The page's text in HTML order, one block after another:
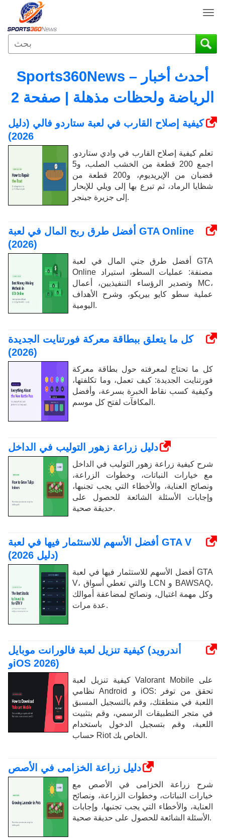
T
g
g
e
a
v
g
i
o
n
Sports360News – أحدث أخبار
الرياضة ولحظات مذهلة | صفحة 2
كيفية إصلاح القارب في لعبة ستاردو فالي (دليل
2026)
تعلم كيفية إصلاح القارب في وادي ستاردو.
اجمع 200 قطعة من الخشب الصلب، و5
قضبان من الإيريديوم، و200 قطعة من
شظايا الرماد، ثم تبرع بها إلى ويلي للإبحار
إلى جزيرة جينجر.
أفضل طرق ربح المال في لعبة GTA Online
(2026)
أفضل طرق جني المال في لعبة GTA
Online مصنفة: عمليات السطو، استيراد
وتصدير الرؤساء التنفيذيين، أعمال MC،
عملية سطو كايو بيريكو، وشرح الأهداف
اليومية.
كل ما يتعلق ببطاقة معركة فورتنايت الجديدة
(2026)
كل ما تحتاج لمعرفته حول بطاقة معركة
فورتنايت الجديدة: كيف تعمل، وما تكلفتها،
وكيفية كسب نقاط الخبرة بسرعة، وأفضل
المكافآت لفتح كل موسم.
دليل زراعة زهور التوليب في الداخل
شرح كيفية زراعة زهور التوليب في الداخل
مع خيارات النباتات، وخطوات الزراعة،
ونصائح العناية، والأخطاء التي يجب تجنبها،
وإجابات الأسئلة الشائعة للحصول على
حديقة صحية.
أفضل الأسهم للاستثمار فيها في لعبة GTA V
(دليل 2026)
أفضل الأسهم للاستثمار فيها في لعبة GTA
V، والتي تغطي أسواق LCN و BAWSAQ،
وكل مهمة اغتيال، ونصائح لمضاعفة أموالك
عدة مرات.
كيفية تنزيل لعبة فالورانت موبايل (أندرويد
وiOS 2026)
كيفية تنزيل لعبة Valorant Mobile على
نظامي Android و iOS: تحقق من توفر
اللعبة في منطقتك، وقم بالتسجيل المسبق
في متجر التطبيقات الرسمي، وقم بتثبيت
اللعبة، وقم بتسجيل الدخول باستخدام
حساب Riot الخاص بك.
دليل زراعة الخزامى في الأصص
شرح زراعة الخزامى في الأصص مع
خيارات النباتات، وخطوات الزراعة، ونصائح
العناية، والأخطاء التي يجب تجنبها، وإجابات
الأسئلة الشائعة للحصول على حديقة صحية.